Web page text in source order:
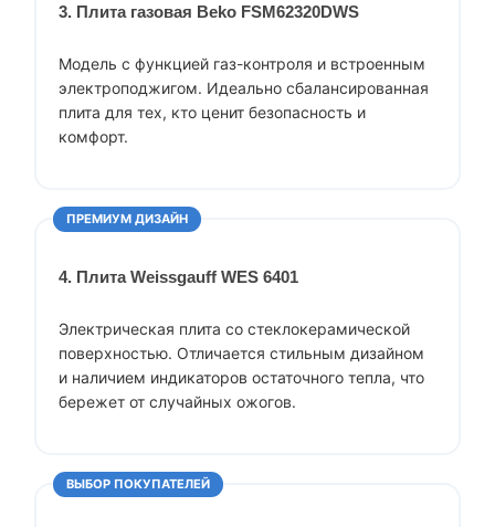
3. Плита газовая Beko FSM62320DWS
Модель с функцией газ-контроля и встроенным
электроподжигом. Идеально сбалансированная
плита для тех, кто ценит безопасность и
комфорт.
ПРЕМИУМ ДИЗАЙН
4. Плита Weissgauff WES 6401
Электрическая плита со стеклокерамической
поверхностью. Отличается стильным дизайном
и наличием индикаторов остаточного тепла, что
бережет от случайных ожогов.
ВЫБОР ПОКУПАТЕЛЕЙ